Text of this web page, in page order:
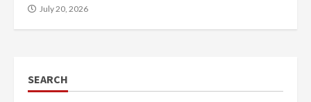
July 20, 2026
SEARCH